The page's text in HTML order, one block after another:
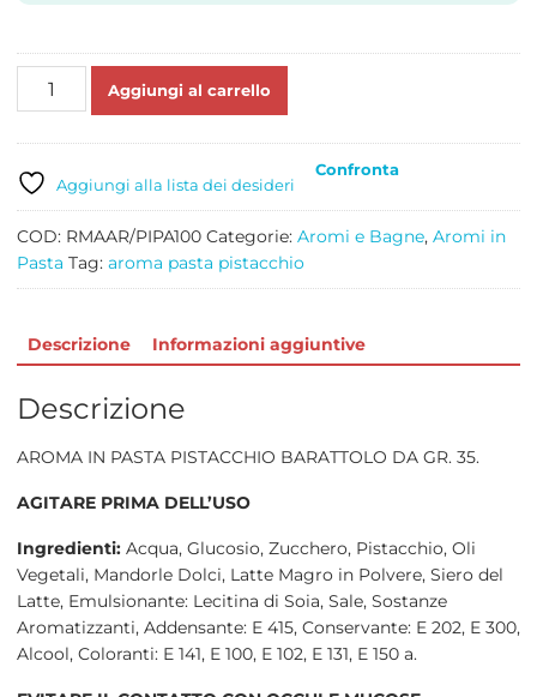
AROMA
GR
35
quantità
Aggiungi al carrello
Aggiungi alla lista dei desideri
Confronta
COD: RMAAR/PIPA100 Categorie: Aromi e Bagne, Aromi in
Pasta Tag: aroma pasta pistacchio
Descrizione Informazioni aggiuntive
Descrizione
AROMA IN PASTA PISTACCHIO BARATTOLO DA GR. 35.
AGITARE PRIMA DELL’USO
Ingredienti:Acqua, Glucosio, Zucchero, Pistacchio, Oli
Vegetali, Mandorle Dolci, Latte Magro in Polvere, Siero del
Latte, Emulsionante: Lecitina di Soia, Sale, Sostanze
Aromatizzanti, Addensante: E 415, Conservante: E 202, E 300,
Alcool, Coloranti: E 141, E 100, E 102, E 131, E 150 a.